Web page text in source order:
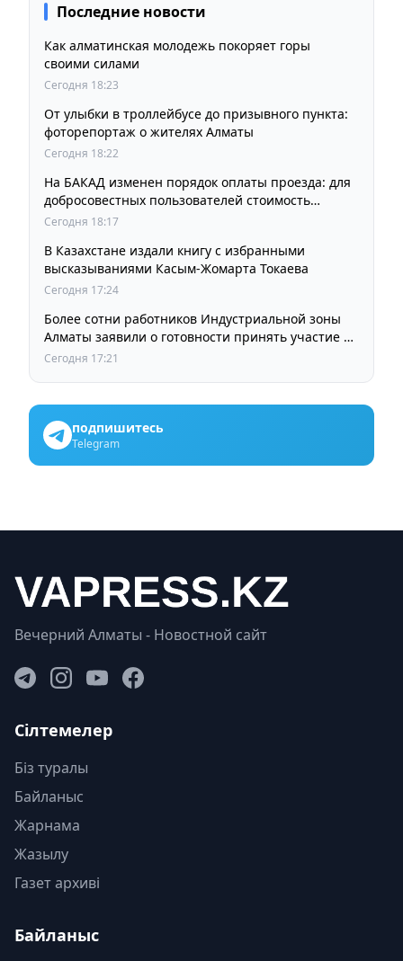
Последние новости
Как алматинская молодежь покоряет горы
своими силами
Сегодня 18:23
От улыбки в троллейбусе до призывного пункта:
фоторепортаж о жителях Алматы
Сегодня 18:22
На БАКАД изменен порядок оплаты проезда: для
добросовестных пользователей стоимость
остается прежней
Сегодня 18:17
В Казахстане издали книгу с избранными
высказываниями Касым-Жомарта Токаева
Сегодня 17:24
Более сотни работников Индустриальной зоны
Алматы заявили о готовности принять участие в
выборах членов Курылтая
Сегодня 17:21
подпишитесь
Telegram
Вечерний Алматы - Новостной сайт
Сілтемелер
Біз туралы
Байланыс
Жарнама
Жазылу
Газет архиві
Байланыс